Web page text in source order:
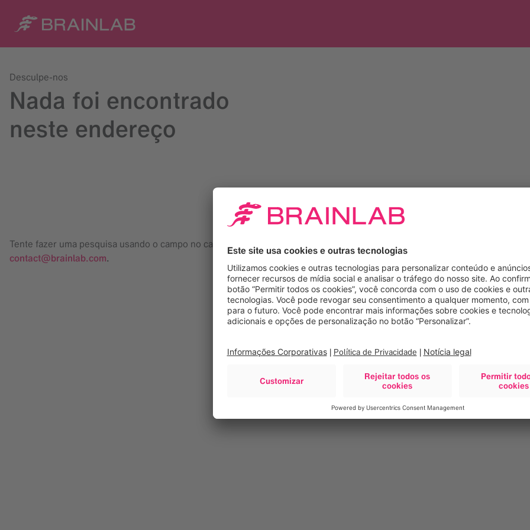
Desculpe-nos
Nada foi encontrado
neste endereço
Tente fazer uma pesquisa usando o campo no canto superior direito da página, ou escreva para
contact@brainlab.com.